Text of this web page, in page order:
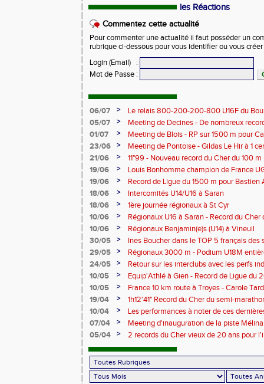
les Réactions
Commentez cette actualité
Pour commenter une actualité il faut posséder un
rubrique ci-dessous pour vous identifier ou vous
Login (Email)
:
Mot de Passe :
06/07 >
Le relais 800-200-200-800 U16F du
champion de France
05/07 >
Meeting de Decines - De nombreux
01/07
>
Meeting de Blois - RP sur 1500 m pour
23/06
>
Meeting de Pontoise - Gildas Le Hir à 1
Cher sur 800 m
21/06 >
11"99 - Nouveau record du Cher du 100
19/06
>
Louis Bonhomme champion de France
5'45"83
19/06 >
Record de Ligue du 1500 m pour
18/06
>
Intercomités U14/U16 à Saran
18/06
>
1ère journée régionaux à St Cyr
10/06
>
Régionaux U16 à Saran - Record du
Bonhomme - 2'38"80
10/06 >
Régionaux Benjamin(e)s (U14) à Vineuil
30/05
>
Ines Boucher dans le TOP 5 français des
29/05
>
Régionaux 3000 m - Podium U18M
24/05
>
Retour sur les interclubs avec les perfs
10/05
>
Equip'Athlé à Gien - Record de Ligue du
Picy en 6'33"53
10/05 >
France 10 km route à Troyes - Carole
19/04
>
1h12'41" Record du Cher du semi-
10/04
>
Les performances à noter de ces
07/04
>
Meeting d'inauguration de la piste
05/04
>
2 records du Cher vieux de 20 ans pour